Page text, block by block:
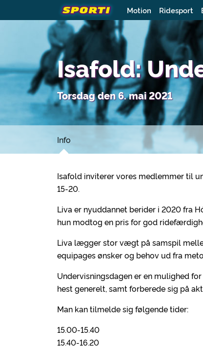
Motion Ridesport
Isafold:
Torsdag den 6. mai 2021
Info
Isafold inviterer vores medlemmer til
15-20.
Liva er nyuddannet berider i 2020 fra
hun modtog en pris for god
Liva lægger stor vægt på samspil
equipages ønsker og behov ud fra
Undervisningsdagen er en mulighed
hest generelt, samt forberede sig på
Man kan tilmelde sig følgende tider:
15.00-15.40
15.40-16.20